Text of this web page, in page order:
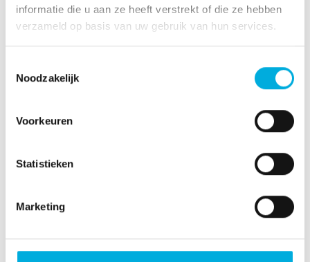
informatie die u aan ze heeft verstrekt of die ze hebben
verzameld op basis van uw gebruik van hun services.
Noodzakelijk
Voorkeuren
Statistieken
Marketing
of bent u in de toekomst van plan om uw
automatiseringsproces uit te voeren met één van
Meer informatie?